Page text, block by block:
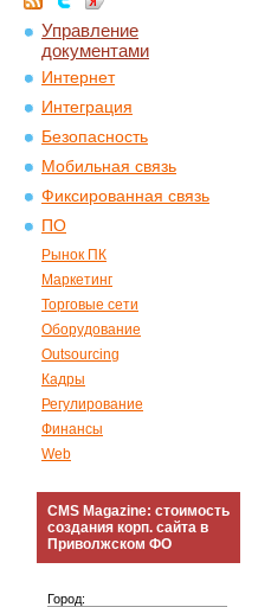
Управление
документами
Интернет
Интеграция
Безопасность
Мобильная связь
Фиксированная связь
ПО
Рынок ПК
Маркетинг
Торговые сети
Оборудование
Outsourcing
Кадры
Регулирование
Финансы
Web
CMS Magazine: стоимость
создания корп. сайта в
Приволжском ФО
Город: